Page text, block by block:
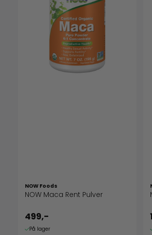
NOW Foods
NOW Maca Rent Pulver
499,-
På lager